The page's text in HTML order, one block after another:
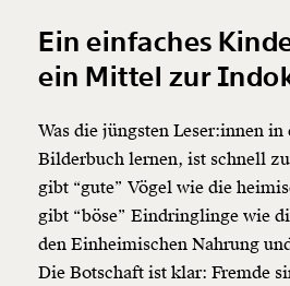
Ein einfaches
ein Mittel zur
Was die jüngsten Leser:innen in
Bilderbuch lernen, ist schnell
gibt “gute” Vögel wie die
gibt “böse” Eindringlinge wie
den Einheimischen Nahrung
Die Botschaft ist klar: Fremde